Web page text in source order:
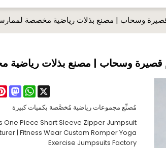
وسحاب | مصنع بذلات رياضية مخصصة
قصيرة وسحاب | مصنع بذلات رياضية
WhatsApp
X
مُصنِّع مجموعات رياضية مُخصَّصة بكميات كبيرة
One Piece Short Sleeve Zipper Jumpsuit
| Fitness Wear Custom Romper Yoga
Exercise Jumpsuits Factory